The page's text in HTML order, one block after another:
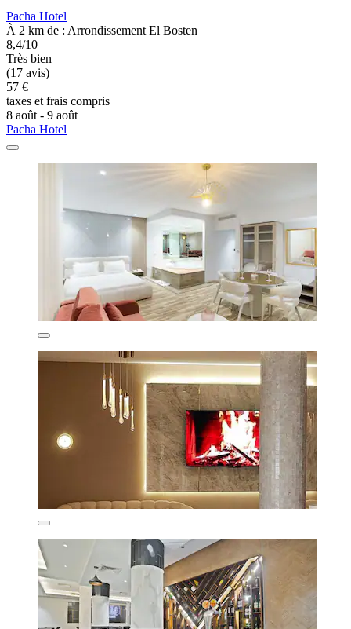
Pacha Hotel
À 2 km de : Arrondissement El Bosten
8,4/10
Très bien
(17 avis)
57 €
taxes et frais compris
8 août - 9 août
Pacha Hotel